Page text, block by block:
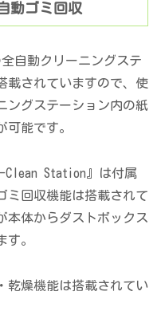
動ゴミ回収
自動クリーニングステ
載されていますので、使
ングステーション内の紙
可能です。
Clean Station』は付属
ミ回収機能は搭載されて
本体からダストボックス
す。
乾燥機能は搭載されてい